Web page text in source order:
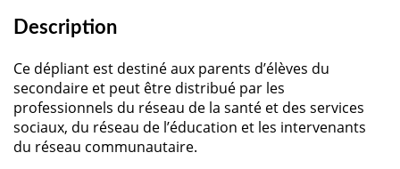
Description
Ce dépliant est destiné aux parents d’élèves du
secondaire et peut être distribué par les
professionnels du réseau de la santé et des services
sociaux, du réseau de l’éducation et les intervenants
du réseau communautaire.